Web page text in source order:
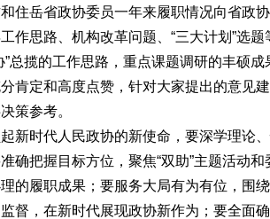
住岳省政协委员一年来履职情况向省政
作思路、机构改革问题、“三大计划”选
”总揽的工作思路，重点课题调研的丰硕
肯定和高度点赞，针对大家提出的意见
策参考。
新时代人民政协的新使命，要深学理论
确把握目标方位，聚焦“双助”主题活动
的履职成果；要服务大局有为有位，围
督，在新时代展现政协新作为；要全面